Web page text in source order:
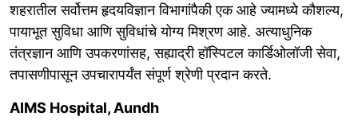
शहरातील सर्वोत्तम हृदयविज्ञान विभागांपैकी एक आहे ज्यामध्ये कौशल्य,
पायाभूत सुविधा आणि सुविधांचे योग्य मिश्रण आहे. अत्याधुनिक
तंत्रज्ञान आणि उपकरणांसह, सह्याद्री हॉस्पिटल कार्डिओलॉजी सेवा,
तपासणीपासून उपचारापर्यंत संपूर्ण श्रेणी प्रदान करते.
AIMS Hospital, Aundh